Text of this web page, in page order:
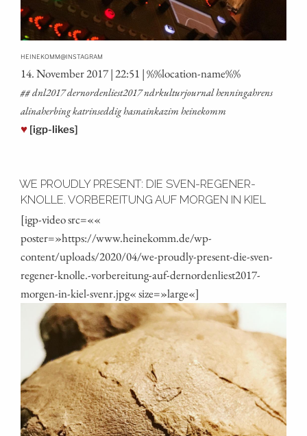
HEINEKOMM@INSTAGRAM
14. Novem­ber 2017 | 22:51 | %%loca­ti­on-name%%
## dnl2017 dernordenliest2017 ndrkul­tur­jour­nal hen­nin­ga­h­rens
ali­na­he­r­bing kat­rin­seddig has­nain­ka­zim heinekomm
♥ [igp-likes]
WE PROUDLY PRESENT: DIE SVEN-REGENER-
KNOLLE. VORBEREITUNG AUF MORGEN IN KIEL
[igp-video src=««
poster=»https://www.heinekomm.de/wp-
content/uploads/2020/04/we-proudly-present-die-sven-
regener-knolle.-vorbereitung-auf-dernordenliest2017-
morgen-in-kiel-svenr.jpg« size=»large«]